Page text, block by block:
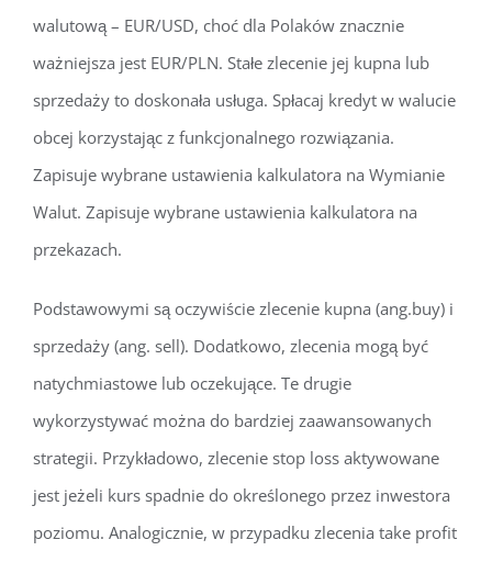
walutową – EUR/USD, choć dla Polaków znacznie
ważniejsza jest EUR/PLN. Stałe zlecenie jej kupna lub
sprzedaży to doskonała usługa. Spłacaj kredyt w walucie
obcej korzystając z funkcjonalnego rozwiązania.
Zapisuje wybrane ustawienia kalkulatora na Wymianie
Walut. Zapisuje wybrane ustawienia kalkulatora na
przekazach.
Podstawowymi są oczywiście zlecenie kupna (ang.buy) i
sprzedaży (ang. sell). Dodatkowo, zlecenia mogą być
natychmiastowe lub oczekujące. Te drugie
wykorzystywać można do bardziej zaawansowanych
strategii. Przykładowo, zlecenie stop loss aktywowane
jest jeżeli kurs spadnie do określonego przez inwestora
poziomu. Analogicznie, w przypadku zlecenia take profit